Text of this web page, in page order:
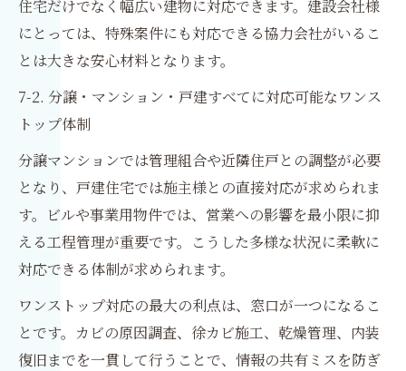
住宅だけでなく幅広い建物に対応できます。建設会社様
にとっては、特殊案件にも対応できる協力会社がいるこ
とは大きな安心材料となります。
7-2. 分譲・マンション・戸建すべてに対応可能なワンス
トップ体制
分譲マンションでは管理組合や近隣住戸との調整が必要
となり、戸建住宅では施主様との直接対応が求められま
す。ビルや事業用物件では、営業への影響を最小限に抑
える工程管理が重要です。こうした多様な状況に柔軟に
対応できる体制が求められます。
ワンストップ対応の最大の利点は、窓口が一つになるこ
とです。カビの原因調査、徐カビ施工、乾燥管理、内装
復旧までを一貫して行うことで、情報の共有ミスを防ぎ